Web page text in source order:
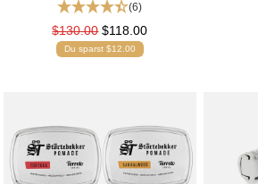
(6)
$130.00$118.00
Du sparst $12.00